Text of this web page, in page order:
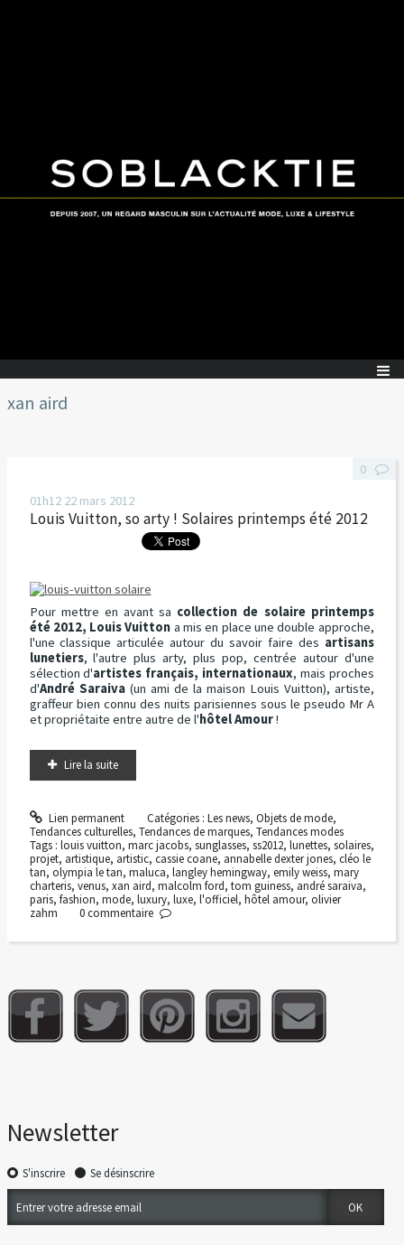
xan aird
01h12 22 mars 2012
Louis Vuitton, so arty ! Solaires printemps été 2012
Pour mettre en avant sa collection de solaire printemps
été 2012, Louis Vuitton a mis en place une double approche,
l'une classique articulée autour du savoir faire des artisans
lunetiers, l'autre plus arty, plus pop, centrée autour d'une
sélection d'artistes français, internationaux, mais proches
d'André Saraiva(un ami de la maison Louis Vuitton), artiste,
graffeur bien connu des nuits parisiennes sous le pseudo Mr A
et propriétaite entre autre de l'hôtel Amour!
Lire la suite
Lien permanent Catégories : Les news, Objets de mode,
Tendances culturelles, Tendances de marques, Tendances modes
Tags : louis vuitton, marc jacobs, sunglasses, ss2012, lunettes, solaires,
projet, artistique, artistic, cassie coane, annabelle dexter jones, cléo le
tan, olympia le tan, maluca, langley hemingway, emily weiss, mary
charteris, venus, xan aird, malcolm ford, tom guiness, andré saraiva,
paris, fashion, mode, luxury, luxe, l'officiel, hôtel amour, olivier
zahm
0
0commentaire
Newsletter
S'inscrire Se désinscrire